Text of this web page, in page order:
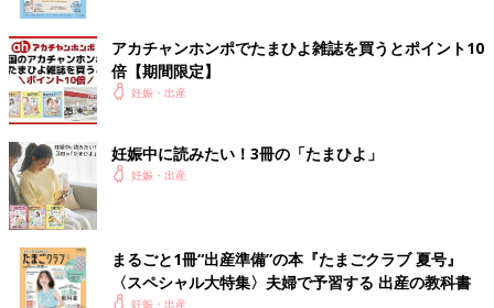
◼︎8/19
2:43
嘔吐 夜中は5〜8分おきの陣痛に耐える。
6:06
嘔吐
8:00頃
朝食、何も摂取できず
9:09
進みが悪いので促進剤開始。
アカチャンホンポでたまひよ雑誌を買うとポイント10
倍【期間限定】
妊娠・出産
妊娠中に読みたい！3冊の「たまひよ」
妊娠・出産
まるごと1冊“出産準備”の本『たまごクラブ 夏号』
〈スペシャル大特集〉夫婦で予習する 出産の教科書
妊娠・出産